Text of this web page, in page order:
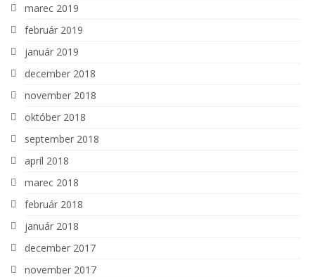
marec 2019
február 2019
január 2019
december 2018
november 2018
október 2018
september 2018
apríl 2018
marec 2018
február 2018
január 2018
december 2017
november 2017